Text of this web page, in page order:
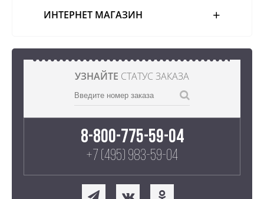
ИНТЕРНЕТ МАГАЗИН
УЗНАЙТЕ СТАТУС ЗАКАЗА
8-800-775-59-04
+7 (495) 983-59-04